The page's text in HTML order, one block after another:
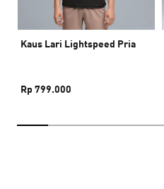
Kaus Lari Lightspeed Pria
Rp 799.000